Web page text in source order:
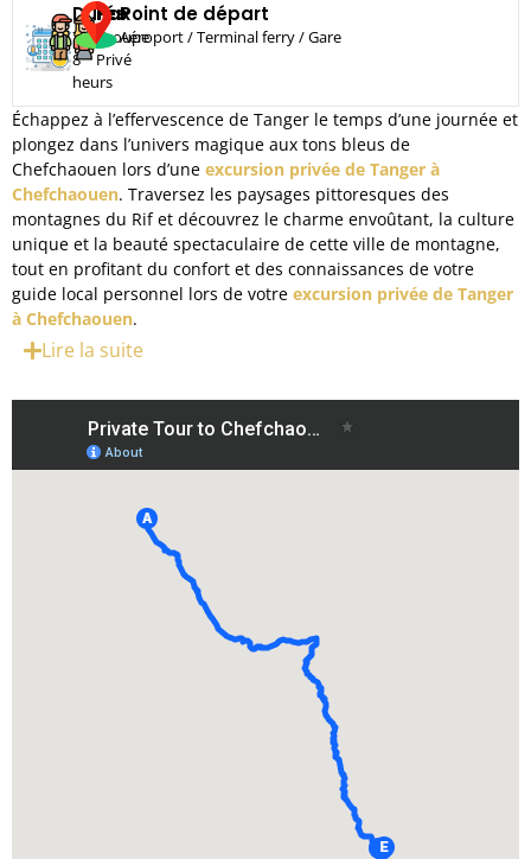
Tangier to Tetouan
Visite culinaire
Experiences
Apropos
Contact
Tangier to Tetouan
Durée
7-
8
heurs
Pax
Groupe
Privé
Point de départ
Aéroport / Terminal ferry / Gare
Échappez à l’effervescence de Tanger le temps d’une journée et
plongez dans l’univers magique aux tons bleus de
Chefchaouen lors d’une excursion privée de Tanger à
Chefchaouen. Traversez les paysages pittoresques des
montagnes du Rif et découvrez le charme envoûtant, la culture
unique et la beauté spectaculaire de cette ville de montagne,
tout en profitant du confort et des connaissances de votre
guide local personnel lors de votre excursion privée de Tanger
à Chefchaouen.
Lire la suite